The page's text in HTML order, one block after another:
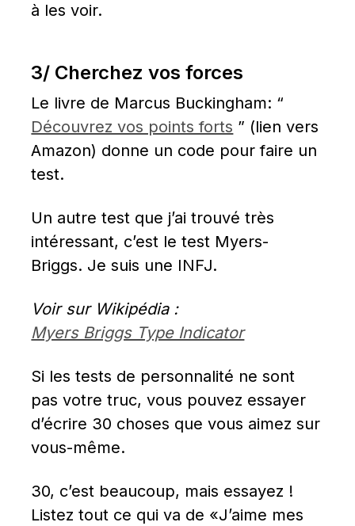
à les voir.
3/ Cherchez vos forces
Le livre de Marcus Buckingham: “
Découvrez vos points forts ” (lien vers
Amazon) donne un code pour faire un
test.
Un autre test que j’ai trouvé très
intéressant, c’est le test Myers-
Briggs. Je suis une INFJ.
Voir sur Wikipédia :
Myers Briggs Type Indicator
Si les tests de personnalité ne sont
pas votre truc, vous pouvez essayer
d’écrire 30 choses que vous aimez sur
vous-même.
30, c’est beaucoup, mais essayez !
Listez tout ce qui va de «J’aime mes